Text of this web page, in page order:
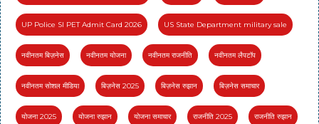
UP Police SI PET Admit Card 2026 US State Department military sale
नवीनतम बिज़नेस नवीनतम योजना नवीनतम राजनीति नवीनतम लैपटॉप
नवीनतम सोशल मीडिया बिज़नेस 2025 बिज़नेस रुझान बिज़नेस समाचार
योजना 2025 योजना रुझान योजना समाचार राजनीति 2025 राजनीति रुझान